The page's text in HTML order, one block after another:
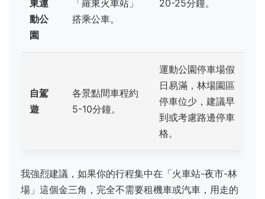
東運
動公
園
「羅東火車站」
搭乘公車。
20-25分鐘。
自駕
遊
各景點間車程約
5-10分鐘。
運動公園停車場假
日易滿，林場園區
停車位少，建議早
到或考慮路邊停車
格。
我強烈建議，如果你的行程集中在「火車站-夜市-林
場」這個金三角，完全不需要租機車或汽車，用走的